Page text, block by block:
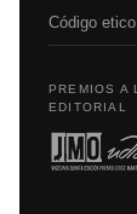
Código etico
PREMIOS A
EDITORIAL